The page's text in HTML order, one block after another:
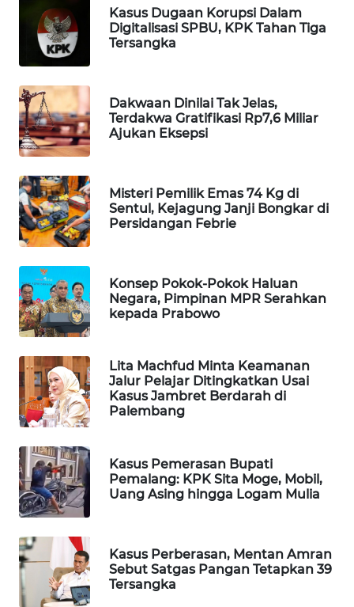
Kasus Dugaan Korupsi Dalam
Digitalisasi SPBU, KPK Tahan Tiga
Tersangka
Dakwaan Dinilai Tak Jelas,
Terdakwa Gratifikasi Rp7,6 Miliar
Ajukan Eksepsi
Misteri Pemilik Emas 74 Kg di
Sentul, Kejagung Janji Bongkar di
Persidangan Febrie
Konsep Pokok-Pokok Haluan
Negara, Pimpinan MPR Serahkan
kepada Prabowo
Lita Machfud Minta Keamanan
Jalur Pelajar Ditingkatkan Usai
Kasus Jambret Berdarah di
Palembang
Kasus Pemerasan Bupati
Pemalang: KPK Sita Moge, Mobil,
Uang Asing hingga Logam Mulia
Kasus Perberasan, Mentan Amran
Sebut Satgas Pangan Tetapkan 39
Tersangka
WN
MANDALIKA
WN
LIKUPANG
WN
LABUANBAJO
WN
BORNEO
Wahana
Group
WAHANA
NEWS
WAHANA
TANI
WAHANA
WAHANA
INFRASTRUKTUR
WAHANA
KONSUMEN
WAHANA